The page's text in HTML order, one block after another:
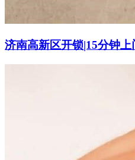
济南高新区开锁|15分钟